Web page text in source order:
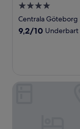
4.0-
stjärnigt
boende
Centrala Göteborg
9.2
9,2/10 Underbart